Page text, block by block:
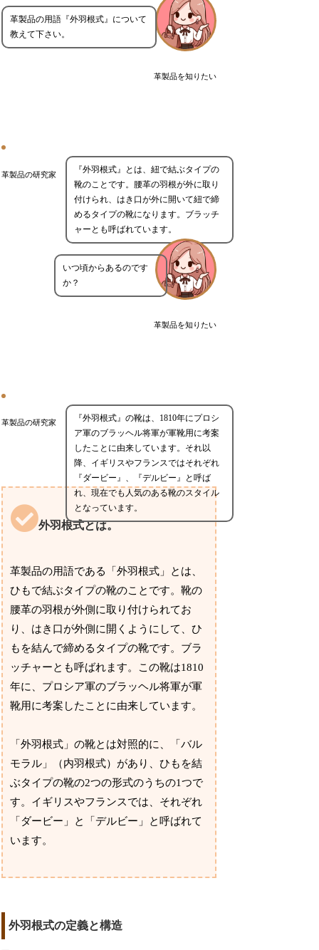
革製品を知りたい
革製品の用語『外羽根式』について
教えて下さい。
革製品の研究家
『外羽根式』とは、紐で結ぶタイプの
靴のことです。腰革の羽根が外に取り
付けられ、はき口が外に開いて紐で締
めるタイプの靴になります。ブラッチ
ャーとも呼ばれています。
革製品を知りたい
いつ頃からあるのです
か？
革製品の研究家
『外羽根式』の靴は、1810年にプロシ
ア軍のブラッヘル将軍が軍靴用に考案
したことに由来しています。それ以
降、イギリスやフランスではそれぞれ
『ダービー』、『デルビー』と呼ば
れ、現在でも人気のある靴のスタイル
となっています。
外羽根式とは。
革製品の用語である「外羽根式」とは、
ひもで結ぶタイプの靴のことです。靴の
腰革の羽根が外側に取り付けられてお
り、はき口が外側に開くようにして、ひ
もを結んで締めるタイプの靴です。ブラ
ッチャーとも呼ばれます。この靴は1810
年に、プロシア軍のブラッヘル将軍が軍
靴用に考案したことに由来しています。
「外羽根式」の靴とは対照的に、「バル
モラル」（内羽根式）があり、ひもを結
ぶタイプの靴の2つの形式のうちの1つで
す。イギリスやフランスでは、それぞれ
「ダービー」と「デルビー」と呼ばれて
います。
外羽根式の定義と構造